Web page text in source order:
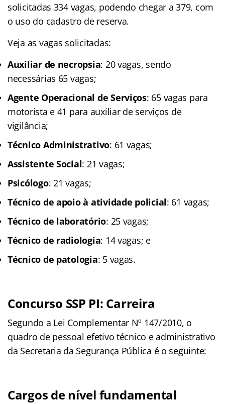
solicitadas 334 vagas, podendo chegar a 379, com
o uso do cadastro de reserva.
Veja as vagas solicitadas:
Auxiliar de necropsia: 20 vagas, sendo
necessárias 65 vagas;
Agente Operacional de Serviços: 65 vagas para
motorista e 41 para auxiliar de serviços de
vigilância;
Técnico Administrativo: 61 vagas;
Assistente Social: 21 vagas;
Psicólogo: 21 vagas;
Técnico de apoio à atividade policial: 61 vagas;
Técnico de laboratório: 25 vagas;
Técnico de radiologia: 14 vagas; e
Técnico de patologia: 5 vagas.
Concurso SSP PI: Carreira
Segundo a Lei Complementar Nº 147/2010, o
quadro de pessoal efetivo técnico e administrativo
da Secretaria da Segurança Pública é o seguinte:
Cargos de nível fundamental